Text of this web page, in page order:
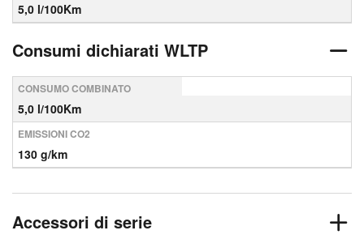
5,0 l/100Km
Consumi dichiarati WLTP
CONSUMO COMBINATO
5,0 l/100Km
EMISSIONI CO2
130 g/km
Accessori di serie